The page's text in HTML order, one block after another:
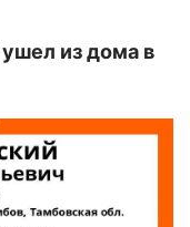
из дома в